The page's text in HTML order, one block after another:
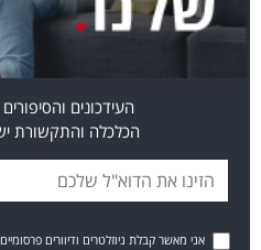
העידכונים
הכלכלה והתקשורת
אני מאשר קבלת ניוזלטרים ודיוורים